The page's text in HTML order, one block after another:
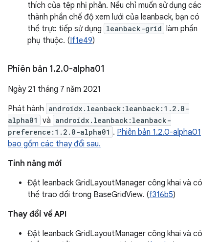
thích của tệp nhị phân. Nếu chỉ muốn sử dụng các
thành phần chế độ xem lưới của leanback, bạn có
thể trực tiếp sử dụng leanback-grid làm phần
phụ thuộc. (If1e49)
Phiên bản 1.2.0-alpha01
Ngày 21 tháng 7 năm 2021
Phát hành androidx.leanback:leanback:1.2.0-
alpha01
và androidx.leanback:leanback-
preference:1.2.0-alpha01 . Phiên bản 1.2.0-alpha01
bao gồm các thay đổi sau.
Tính năng mới
Đặt leanback GridLayoutManager công khai và có
thể trao đổi trong BaseGridView. (f316b5)
Thay đổi về API
Đặt leanback GridLayoutManager công khai và có